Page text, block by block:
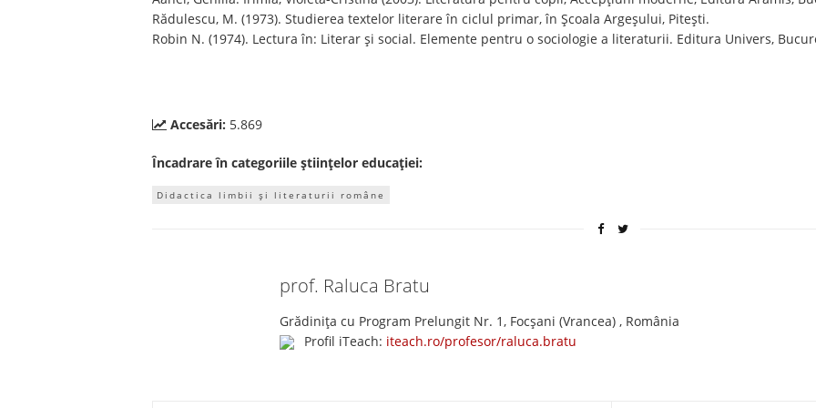
Rădulescu, M. (1973). Studierea textelor literare în ciclul primar, în Școala Argeșului, Pitești.
Robin N. (1974). Lectura în: Literar și social. Elemente pentru o sociologie a literaturii. Editura Univers,
Accesări: 5.869
Încadrare în categoriile științelor educației:
Didactica limbii și literaturii române
prof. Raluca Bratu
Grădinița cu Program Prelungit Nr. 1, Focșani (Vrancea) , România
Profil iTeach: iteach.ro/profesor/raluca.bratu